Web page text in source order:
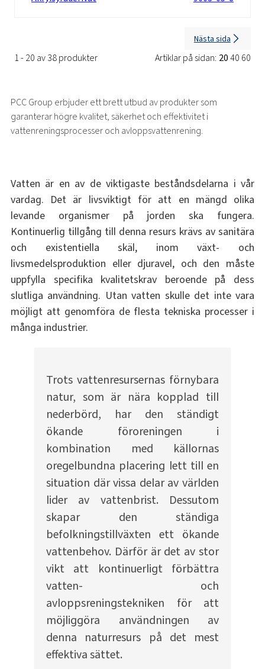
1 - 20 av 38 produkter Artiklar på sidan: 2040 60
Nästa sida
PCC Group erbjuder ett brett utbud av produkter som
garanterar högre kvalitet, säkerhet och effektivitet i
vattenreningsprocesser och avloppsvattenrening.
Vatten är en av de viktigaste beståndsdelarna i vår
vardag. Det är livsviktigt för att en mängd olika
levande organismer på jorden ska fungera.
Kontinuerlig tillgång till denna resurs krävs av sanitära
och existentiella skäl, inom växt- och
livsmedelsproduktion eller djuravel, och den måste
uppfylla specifika kvalitetskrav beroende på dess
slutliga användning. Utan vatten skulle det inte vara
möjligt att genomföra de flesta tekniska processer i
många industrier.
Trots vattenresursernas förnybara
natur, som är nära kopplad till
nederbörd, har den ständigt
ökande föroreningen i
kombination med källornas
oregelbundna placering lett till en
situation där vissa delar av världen
lider av vattenbrist. Dessutom
skapar den ständiga
befolkningstillväxten ett ökande
vattenbehov. Därför är det av stor
vikt att kontinuerligt förbättra
vatten- och
avloppsreningstekniken för att
möjliggöra användningen av
denna naturresurs på det mest
effektiva sättet.